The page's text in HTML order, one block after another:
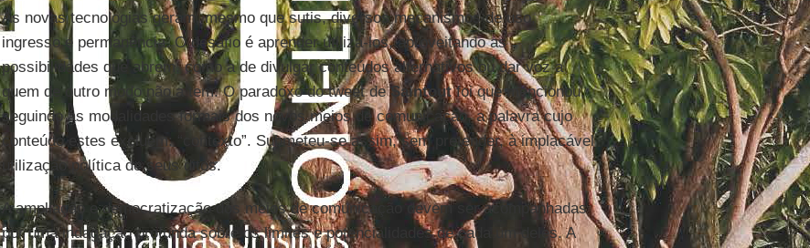
As novas tecnologias geram, mesmo que sutis, diversos mecanismos de uso,
ingresso e permanência. O desafio é aprender utilizá-los, aproveitando as
possibilidades que abrem, como a de divulgar conteúdos alternativos ou dar voz a
quem de outro modo não a tem. O paradoxo do tweet deSaintoutfoi que mencionou,
seguindo as modalidades formais dos novos meios de comunicação, a palavra cujo
conteúdo estes excluem: “contexto”. Submeteu-se assim, sem pretender, à implacável
utilização política de seus ditos.
A ampliação e democratização dos meios de comunicação devem ser acompanhadas
por uma indagação profunda sobre os limites e potencialidades de cada um deles. A